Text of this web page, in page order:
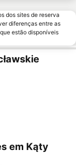
dos sites de reserva
diferenças entre as
estão disponíveis
em Kąty